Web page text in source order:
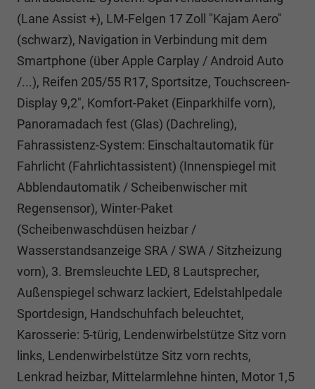
(Lane Assist +), LM-Felgen 17 Zoll "Kajam Aero"
(schwarz), Navigation in Verbindung mit dem
Smartphone (über Apple Carplay / Android Auto
/...), Reifen 205/55 R17, Sportsitze, Touchscreen-
Display 9,2", Komfort-Paket (Einparkhilfe vorn),
Panoramadach fest (Glas) (Dachreling),
Fahrassistenz-System: Einschaltautomatik für
Fahrlicht (Fahrlichtassistent) (Innenspiegel mit
Abblendautomatik / Scheibenwischer mit
Regensensor), Winter-Paket
(Scheibenwaschdüsen heizbar /
Wasserstandsanzeige SRA / SWA / Sitzheizung
vorn), 3. Bremsleuchte LED, 8 Lautsprecher,
Außenspiegel schwarz lackiert, Edelstahlpedale
Sportdesign, Handschuhfach beleuchtet,
Karosserie: 5-türig, Lendenwirbelstütze Sitz vorn
links, Lendenwirbelstütze Sitz vorn rechts,
Lenkrad heizbar, Mittelarmlehne hinten, Motor 1,5